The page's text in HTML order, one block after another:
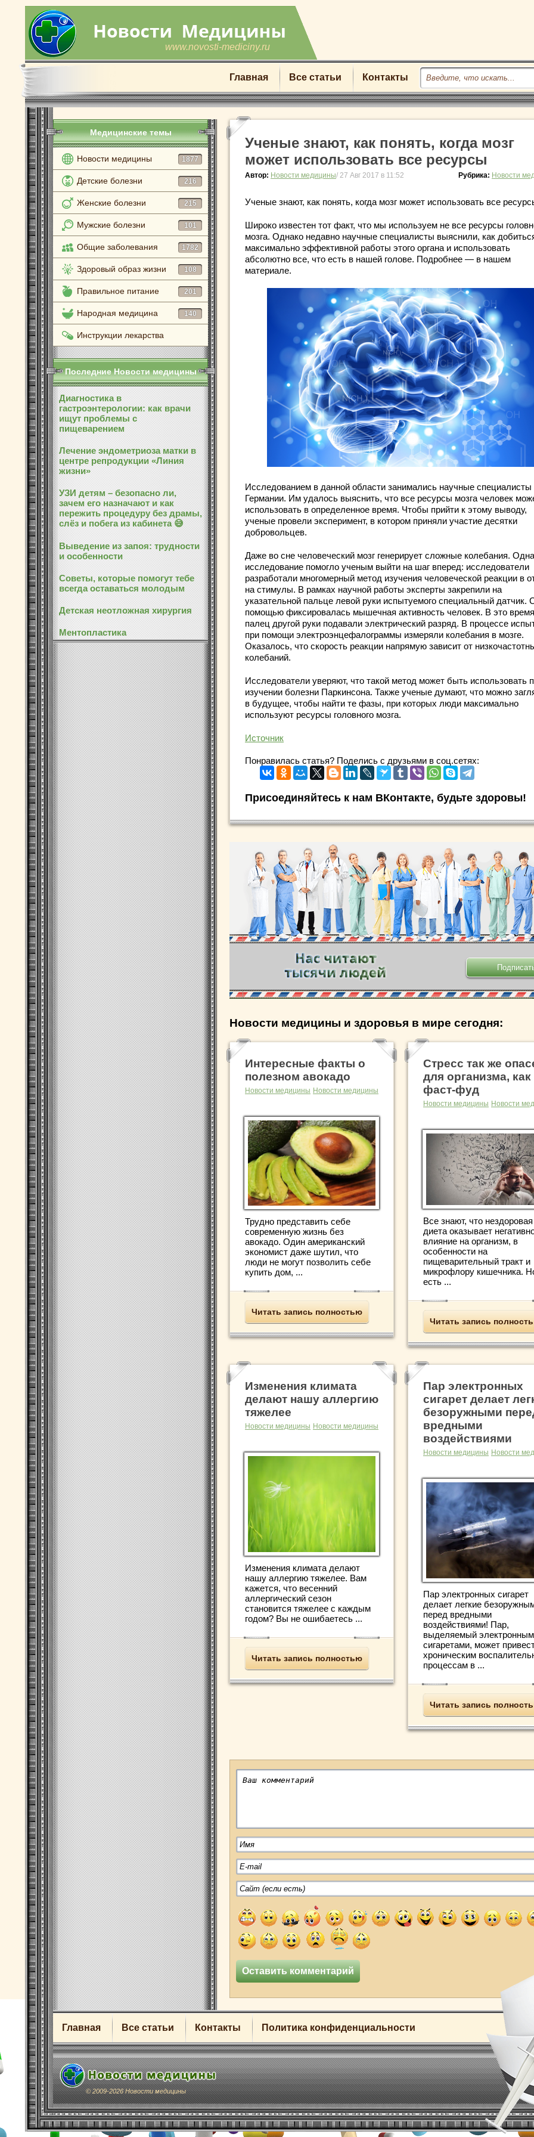
www.novosti-mediciny.ru
Главная Все статьи Контакты
Медицинские темы
Новости медицины 1877
Детские болезни 216
Женские болезни 215
Мужские болезни 101
Общие заболевания 1782
Здоровый образ жизни 108
Правильное питание 201
Народная медицина 140
Инструкции лекарства
Последние Новости медицины
Диагностика в
гастроэнтерологии: как врачи
ищут проблемы с
пищеварением
Лечение эндометриоза матки в
центре репродукции «Линия
жизни»
УЗИ детям – безопасно ли,
зачем его назначают и как
пережить процедуру без драмы,
слёз и побега из кабинета 😅
Выведение из запоя: трудности
и особенности
Советы, которые помогут тебе
всегда оставаться молодым
Детская неотложная хирургия
Ментопластика
Ученые знают, как понять, когда мозг
может использовать все ресурсы
Автор: Новости медицины/ 27 Авг 2017 в 11:52 Рубрика: Новости
Ученые знают, как понять, когда мозг может использовать все
Широко известен тот факт, что мы используем не все ресурсы
мозга. Однако недавно научные специалисты выяснили, как
максимально эффективной работы этого органа и использовать
абсолютно все, что есть в нашей голове. Подробнее — в нашем
материале.
Исследованием в данной области занимались научные специалисты
Германии. Им удалось выяснить, что все ресурсы мозга человек
использовать в определенное время. Чтобы прийти к этому выводу,
ученые провели эксперимент, в котором приняли участие десятки
добровольцев.
Даже во сне человеческий мозг генерирует сложные колебания.
исследование помогло ученым выйти на шаг вперед: исследователи
разработали многомерный метод изучения человеческой реакции в
на стимулы. В рамках научной работы эксперты закрепили на
указательной пальце левой руки испытуемого специальный датчик.
помощью фиксировалась мышечная активность человек. В это
палец другой руки подавали электрический разряд. В процессе
при помощи электроэнцефалограммы измеряли колебания в мозге.
Оказалось, что скорость реакции напрямую зависит от
колебаний.
Исследователи уверяют, что такой метод может быть использовать
изучении болезни Паркинсона. Также ученые думают, что можно
в будущее, чтобы найти те фазы, при которых люди максимально
используют ресурсы головного мозга.
Источник
Понравилась статья? Поделись с друзьями в соц.сетях:
Присоединяйтесь к нам ВКонтакте, будьте здоровы!
.
Новости медицины и здоровья в мире сегодня:
Интересные факты о
полезном авокадо
Новости медицины Новости медицины
Трудно представить себе
современную жизнь без
авокадо. Один американский
экономист даже шутил, что
люди не могут позволить себе
купить дом, ...
Читать запись полностью
Стресс так же
для организма, как
фаст-фуд
Новости медицины Новости
Все знают, что нездоровая
диета оказывает
влияние на организм, в
особенности на
пищеварительный тракт и
микрофлору кишечника.
есть ...
Читать запись
Изменения климата
делают нашу аллергию
тяжелее
Новости медицины Новости медицины
Изменения климата делают
нашу аллергию тяжелее. Вам
кажется, что весенний
аллергический сезон
становится тяжелее с каждым
годом? Вы не ошибаетесь ...
Читать запись полностью
Пар электронных
сигарет делает
безоружными
вредными
воздействиями
Новости медицины Новости
Пар электронных сигарет
делает легкие
перед вредными
воздействиями! Пар,
выделяемый
сигаретами, может
хроническим
процессам в ...
Читать запись
Главная Все статьи Контакты Политика конфиденциальности
© 2009-2026 Новости медицины